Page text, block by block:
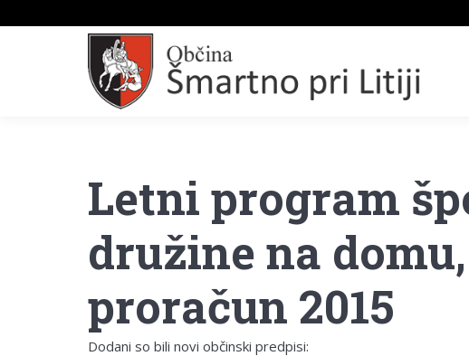
Letni program
družine na
proračun 2015
Dodani so bili novi občinski predpisi: